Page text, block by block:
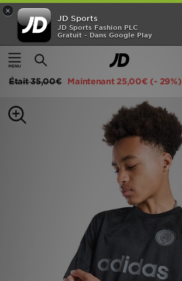
×
JD Sports
JD Sports Fashion PLC
Gratuit - Dans Google Play
Accueil
Enfant Vêtements Junior (8-15 ans)
adidas Originals T-shirt Football Junior
Était35,00€ Maintenant 25,00€ (- 29%)
Accueil
Nouveautés
Enfant